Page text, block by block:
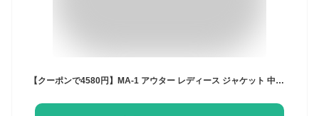
【クーポンで4580円】MA-1 アウター レディース ジャケット 中綿 ジャンパー ミリタリー [MA-1風アウター ミリタリーテイスト 厚手 ma-1 ma1 ブルゾン ビッグ ビッグシルエット シャーリング ボリューム ルーズシルエット アメカジ ブラック カーキ ベージュ s m l ]